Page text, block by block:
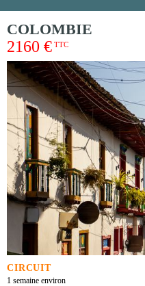
COLOMBIE
2160 € TTC
CIRCUIT
1 semaine environ